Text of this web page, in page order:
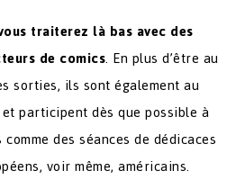
traiterez là bas avec des
de comics. En plus d’être au
sorties, ils sont également au
participent dès que possible à
des séances de dédicaces
voir même, américains.